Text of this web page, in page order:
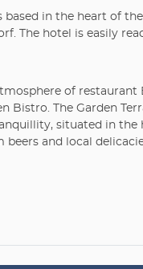
based in the heart of
The hotel is easily
of
The Garden
situated in
and local